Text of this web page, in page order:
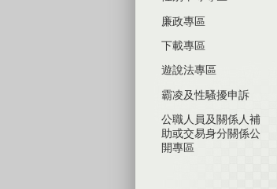
廉政專區
下載專區
遊說法專區
霸凌及性騷擾申訴
公職人員及關係人補
助或交易身分關係公
開專區